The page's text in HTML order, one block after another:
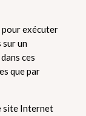
pour exécuter
sur un
ces
que par
site Internet